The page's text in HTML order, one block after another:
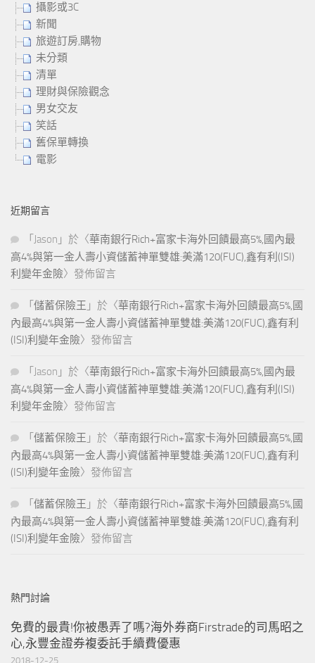
攝影或3C
新聞
旅遊訂房,購物
未分類
清單
理財與保險觀念
男女交友
笑話
舊保單轉換
電影
近期留言
「 Jason 」於〈華南銀行Rich+富家卡海外回饋最高5%,國內最
高4%與第一金人壽小資儲蓄神單雙雄:美滿120(FUC),鑫有利(ISI)
利變年金險〉發佈留言
「 儲蓄保險王 」於〈華南銀行Rich+富家卡海外回饋最高5%,國
內最高4%與第一金人壽小資儲蓄神單雙雄:美滿120(FUC),鑫有利
(ISI)利變年金險〉發佈留言
「 Jason 」於〈華南銀行Rich+富家卡海外回饋最高5%,國內最
高4%與第一金人壽小資儲蓄神單雙雄:美滿120(FUC),鑫有利(ISI)
利變年金險〉發佈留言
「 儲蓄保險王 」於〈華南銀行Rich+富家卡海外回饋最高5%,國
內最高4%與第一金人壽小資儲蓄神單雙雄:美滿120(FUC),鑫有利
(ISI)利變年金險〉發佈留言
「 儲蓄保險王 」於〈華南銀行Rich+富家卡海外回饋最高5%,國
內最高4%與第一金人壽小資儲蓄神單雙雄:美滿120(FUC),鑫有利
(ISI)利變年金險〉發佈留言
熱門討論
免費的最貴!你被愚弄了嗎?海外券商Firstrade的司馬昭之
心,永豐金證券複委託手續費優惠
2018-12-25